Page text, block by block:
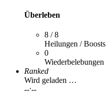
Überleben
8 / 8
Heilungen / Boosts
0
Wiederbelebungen
Ranked
Wird geladen …